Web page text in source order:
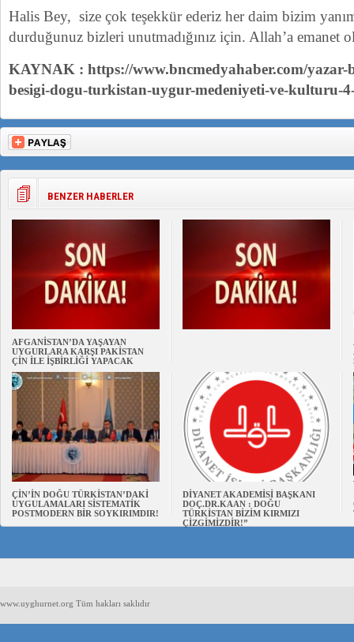
Halis Bey, size çok teşekkür ederiz her daim bizim
durduğunuz bizleri unutmadığınız için. Allah’a emanet
KAYNAK : https://www.bncmedyahaber.com/
besigi-dogu-turkistan-uygur-medeniyeti-ve-kulturu-
BENZER HABERLER
AFGANİSTAN’DA YAŞAYAN
UYGURLARA KARŞI PAKİSTAN
ÇİN İLE İŞBİRLİĞİ YAPACAK
ÇİN’İN DOĞU TÜRKİSTAN’DAKİ
UYGULAMALARI SİSTEMATİK
POSTMODERN BİR SOYKIRIMDIR!
DİYANET AKADEMİSİ BAŞKANI
DOÇ.DR.KAAN : DOĞU
TÜRKİSTAN BİZİM KIRMIZI
ÇİZGİMİZDİR!”
www.uyghurnet.org Tüm hakları saklıdır